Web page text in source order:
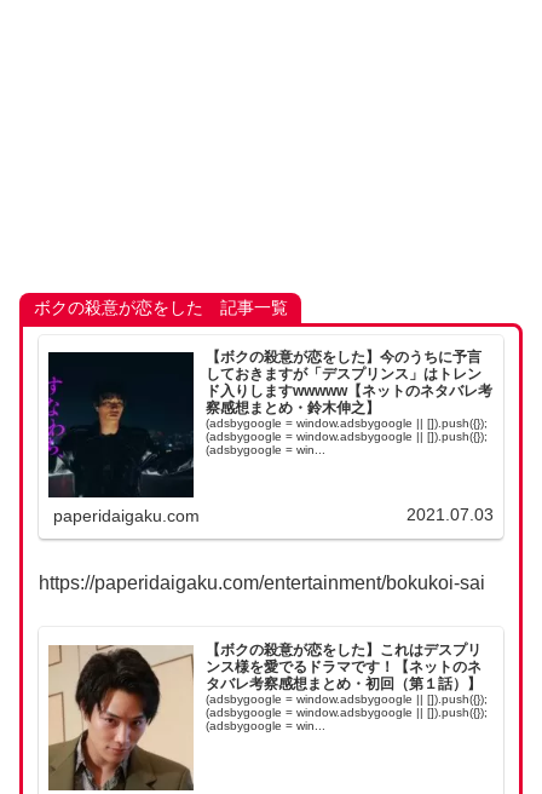
ボクの殺意が恋をした 記事一覧
【ボクの殺意が恋をした】今のうちに予言
しておきますが「デスプリンス」はトレン
ド入りしますwwwww【ネットのネタバレ考
察感想まとめ・鈴木伸之】
(adsbygoogle = window.adsbygoogle || []).push({});
(adsbygoogle = window.adsbygoogle || []).push({});
(adsbygoogle = win...
paperidaigaku.com 2021.07.03
https://paperidaigaku.com/entertainment/bokukoi-sai
【ボクの殺意が恋をした】これはデスプリ
ンス様を愛でるドラマです！【ネットのネ
タバレ考察感想まとめ・初回（第１話）】
(adsbygoogle = window.adsbygoogle || []).push({});
(adsbygoogle = window.adsbygoogle || []).push({});
(adsbygoogle = win...